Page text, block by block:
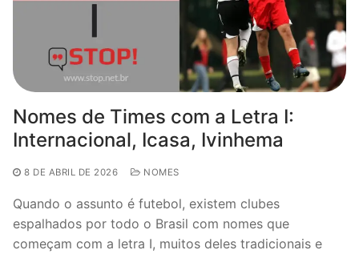
Nomes de Times com a Letra I:
Internacional, Icasa, Ivinhema
8 DE ABRIL DE 2026 NOMES
Quando o assunto é futebol, existem clubes
espalhados por todo o Brasil com nomes que
começam com a letra I, muitos deles tradicionais e